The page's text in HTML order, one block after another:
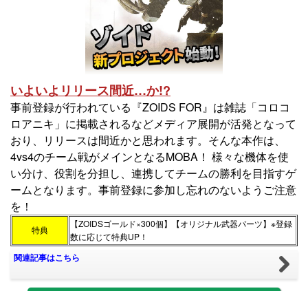
いよいよリリース間近…か!?
事前登録が行われている『ZOIDS FOR』は雑誌「コロコ
ロアニキ」に掲載されるなどメディア展開が活発となって
おり、リリースは間近かと思われます。そんな本作は、
4vs4のチーム戦がメインとなるMOBA！ 様々な機体を使
い分け、役割を分担し、連携してチームの勝利を目指すゲ
ームとなります。事前登録に参加し忘れのないようご注意
を！
特典
【ZOIDSゴールド×300個】【オリジナル武器パーツ】※登録
数に応じて特典UP！
関連記事はこちら